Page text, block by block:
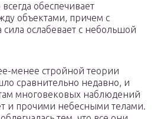
обеспечивает
объектами, причем с
сила ослабевает с небольшой
менее стройной теории
сравнительно недавно, и
многовековых наблюдений
и прочими небесными телами.